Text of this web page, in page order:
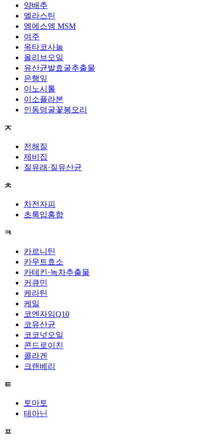
양배추
엘라스틴
엠에스엠 MSM
여주
옥타코사놀
올리브오일
유산균발효굴추출물
은행잎
이노시톨
이소플라본
인동덩굴꽃봉오리
ㅈ
전해질
제비집
질유래·질유산균
ㅊ
차전자피
초록입홍합
ㅋ
카르니틴
카무트효소
카테킨·녹차추출물
커큐민
케라틴
케일
코엔자임Q10
코유산균
코코넛오일
콘드로이친
콜라겐
크랜베리
ㅌ
토마토
테아닌
ㅍ